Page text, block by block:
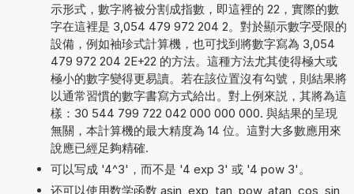
示形式，數字將被分割成指數，即這裡的 22，實際的數
字在這裡是 3,054 479 972 204 2。對於顯示數字受限的
設備，例如袖珍式計算機，也可找到將數字寫為 3,054
479 972 204 2E+22 的方法。這種方法尤其使得極大或
極小的數字變得更易讀。若在該位置沒有勾號，則結果將
以通常習慣的數字書寫方式給出。對上例來説，其將為這
樣：30 544 799 722 042 000 000 000. 與結果的呈現
無關，本計算機的最大精度為 14 位。這對大多數應用來
說應已經足夠精確.
可以写成 '4^3'，而不是 '4 exp 3' 或 '4 pow 3'。
还可以使用数学函数 asin, exp, tan, pow, atan, cos, sin,